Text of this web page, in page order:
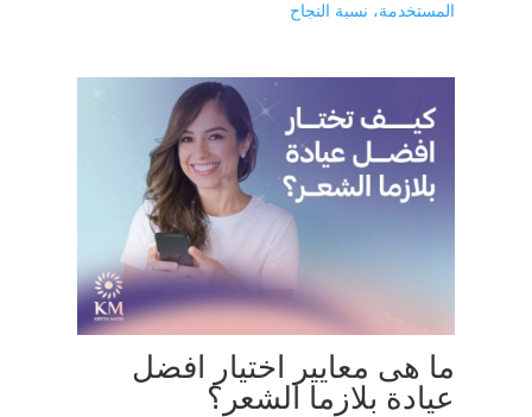
المستخدمة، نسبة النجاح
ما هى معايير اختيار افضل
عيادة بلازما الشعر؟